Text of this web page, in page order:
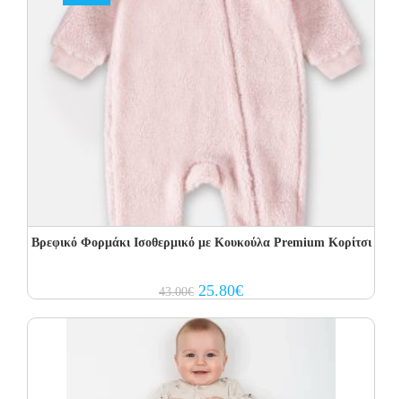
Βρεφικό Φορμάκι Ισοθερμικό με Kουκούλα Premium Κορίτσι
43.00€ Original
price
43.00€.
25.80€Current
price